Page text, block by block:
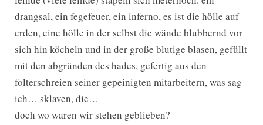
drangsal, ein fegefeuer, ein inferno, es ist die hölle auf
erden, eine hölle in der selbst die wände blubbernd vor
sich hin köcheln und in der große blutige blasen, gefüllt
mit den abgründen des hades, gefertig aus den
folterschreien seiner gepeinigten mitarbeitern, was sag
ich… sklaven, die…
doch wo waren wir stehen geblieben?